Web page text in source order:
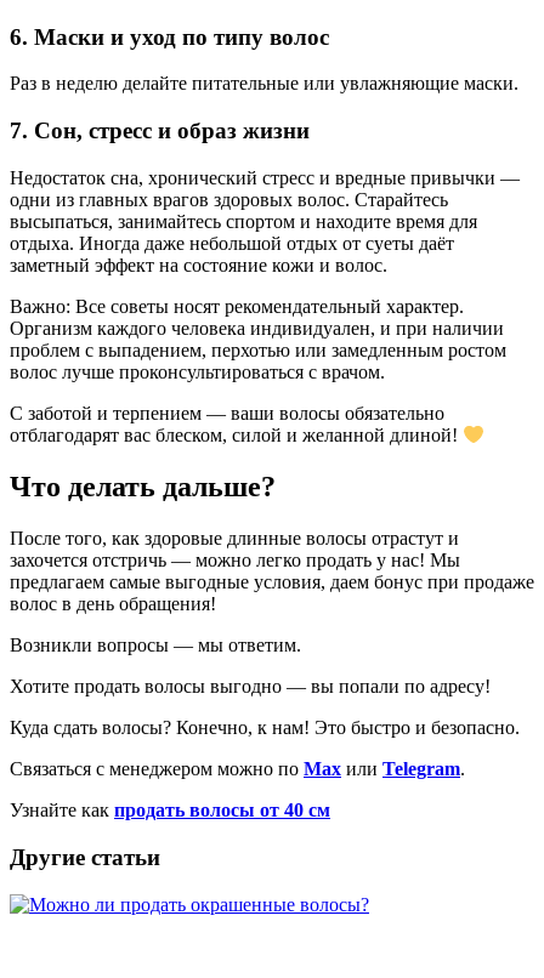
6. Маски и уход по типу волос
Раз в неделю делайте питательные или увлажняющие маски.
7. Сон, стресс и образ жизни
Недостаток сна, хронический стресс и вредные привычки —
одни из главных врагов здоровых волос. Старайтесь
высыпаться, занимайтесь спортом и находите время для
отдыха. Иногда даже небольшой отдых от суеты даёт
заметный эффект на состояние кожи и волос.
Важно: Все советы носят рекомендательный характер.
Организм каждого человека индивидуален, и при наличии
проблем с выпадением, перхотью или замедленным ростом
волос лучше проконсультироваться с врачом.
С заботой и терпением — ваши волосы обязательно
отблагодарят вас блеском, силой и желанной длиной!
Что делать дальше?
После того, как здоровые длинные волосы отрастут и
захочется отстричь — можно легко продать у нас! Мы
предлагаем самые выгодные условия, даем бонус при продаже
волос в день обращения!
Возникли вопросы — мы ответим.
Хотите продать волосы выгодно — вы попали по адресу!
Куда сдать волосы? Конечно, к нам! Это быстро и безопасно.
Связаться с менеджером можно по Max или Telegram.
Узнайте как продать волосы от 40 см
Другие статьи